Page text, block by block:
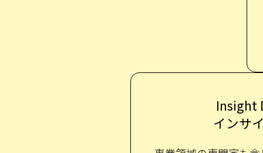
Insight
インサ